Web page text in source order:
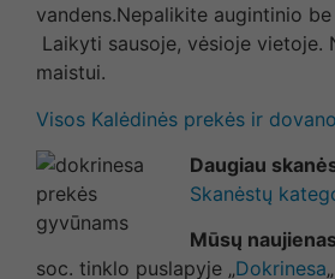
vandens.Nepalikite augintinio
Laikyti sausoje, vėsioje vietoje.
maistui.
Visos Kalėdinės prekės ir
Daugiau
Skanėstų
Mūsų
soc. tinklo puslapyje „Dokrinesa